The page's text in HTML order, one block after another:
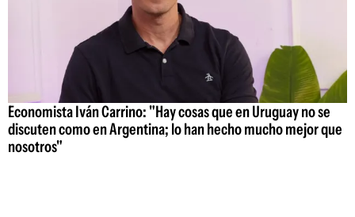
Economista Iván Carrino: "Hay cosas que en Uruguay no se
discuten como en Argentina; lo han hecho mucho mejor que
nosotros"